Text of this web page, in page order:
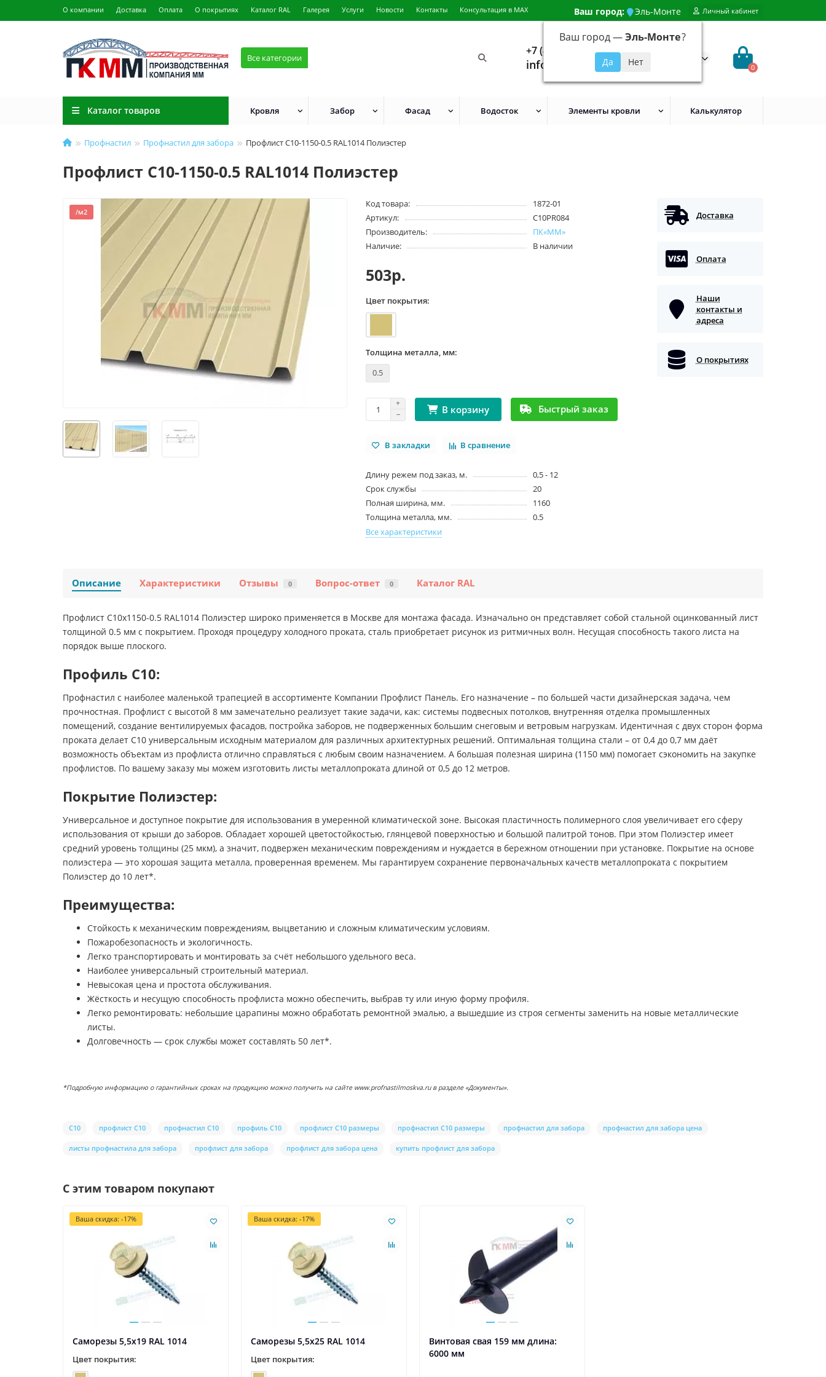
О компании Доставка Оплата О покрытиях Каталог RAL Галерея Услуги Новости Контакты Консультация в MAX Ваш город: Эль-Монте
Ваш город —Эль-Монте?
Личный кабинет
Все категории
+7 (499) 648-92-94
info@evroshtaketnikmoskva.ru 0
Каталог товаров Кровля Забор Фасад Водосток Элементы кровли Калькулятор
Профнастил Профнастил для забора Профлист С10-1150-0.5 RAL1014 Полиэстер
Профлист С10-1150-0.5 RAL1014 Полиэстер
/м2
Код товара:
1872-01
Артикул:
С10PR084
Производитель:
ПК«ММ»
Наличие:
В наличии
503р.
Цвет покрытия:
Толщина металла, мм:
0.5
В корзину Быстрый заказ
В закладки В сравнение
Длину режем под заказ, м.
0,5 - 12
Срок службы
20
Полная ширина, мм.
1160
Толщина металла, мм.
0.5
Все характеристики
Доставка
Оплата
Наши
контакты и
адреса
О покрытиях
Описание Характеристики Отзывы 0 Вопрос-ответ 0 Каталог RAL
Профлист С10х1150-0.5 RAL1014 Полиэстер широко применяется в Москве для монтажа фасада. Изначально он представляет собой стальной оцинкованный лист
толщиной 0.5 мм с покрытием. Проходя процедуру холодного проката, сталь приобретает рисунок из ритмичных волн. Несущая способность такого листа на
порядок выше плоского.
Профиль С10:
Профнастил с наиболее маленькой трапецией в ассортименте Компании Профлист Панель. Его назначение – по большей части дизайнерская задача, чем
прочностная. Профлист с высотой 8 мм замечательно реализует такие задачи, как: системы подвесных потолков, внутренняя отделка промышленных
помещений, создание вентилируемых фасадов, постройка заборов, не подверженных большим снеговым и ветровым нагрузкам. Идентичная с двух сторон форма
проката делает С10 универсальным исходным материалом для различных архитектурных решений. Оптимальная толщина стали – от 0,4 до 0,7 мм даёт
возможность объектам из профлиста отлично справляться с любым своим назначением. А большая полезная ширина (1150 мм) помогает сэкономить на закупке
профлистов. По вашему заказу мы можем изготовить листы металлопроката длиной от 0,5 до 12 метров.
Покрытие Полиэстер:
Универсальное и доступное покрытие для использования в умеренной климатической зоне. Высокая пластичность полимерного слоя увеличивает его сферу
использования от крыши до заборов. Обладает хорошей цветостойкостью, глянцевой поверхностью и большой палитрой тонов. При этом Полиэстер имеет
средний уровень толщины (25 мкм), а значит, подвержен механическим повреждениям и нуждается в бережном отношении при установке. Покрытие на основе
полиэстера — это хорошая защита металла, проверенная временем. Мы гарантируем сохранение первоначальных качеств металлопроката с покрытием
Полиэстер до 10 лет*.
Преимущества:
Стойкость к механическим повреждениям, выцветанию и сложным климатическим условиям.
Пожаробезопасность и экологичность.
Легко транспортировать и монтировать за счёт небольшого удельного веса.
Наиболее универсальный строительный материал.
Невысокая цена и простота обслуживания.
Жёсткость и несущую способность профлиста можно обеспечить, выбрав ту или иную форму профиля.
Легко ремонтировать: небольшие царапины можно обработать ремонтной эмалью, а вышедшие из строя сегменты заменить на новые металлические
листы.
Долговечность — срок службы может составлять 50 лет*.
*Подробную информацию о гарантийных сроках на продукцию можно получить на сайте www.profnastilmoskva.ru в разделе «Документы».
С10 профлист С10 профнастил С10 профиль С10 профлист С10 размеры профнастил С10 размеры профнастил для забора профнастил для забора цена
листы профнастила для забора профлист для забора профлист для забора цена купить профлист для забора
С этим товаром покупают
Ваша скидка: -17%
Саморезы 5,5х19 RAL 1014
Цвет покрытия:
Ваша скидка: -17%
Саморезы 5,5х25 RAL 1014
Цвет покрытия:
Винтовая свая 159 мм длина:
6000 мм